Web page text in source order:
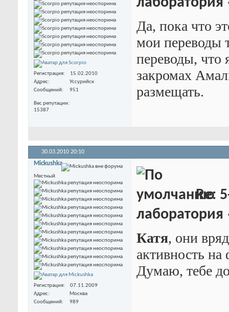
Регистрация
15.02.2010
Адрес
Уссурийск
Сообщений
951
Вес репутации
15387
Да, пока что
мои переводы
переводы, что
закромах
размещать.
30.03.2010 20:10
Mickushka
Местный
Регистрация
07.11.2009
Адрес
Москва
Сообщений
989
Re:
Катя, они
активность
Думаю, тебе